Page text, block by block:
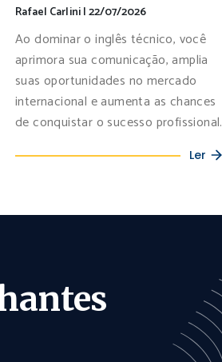
Rafael Carlini|22/07/2026
Ao dominar o inglês técnico, você
aprimora sua comunicação, amplia
suas oportunidades no mercado
internacional e aumenta as chances
de conquistar o sucesso profissional.
Ler